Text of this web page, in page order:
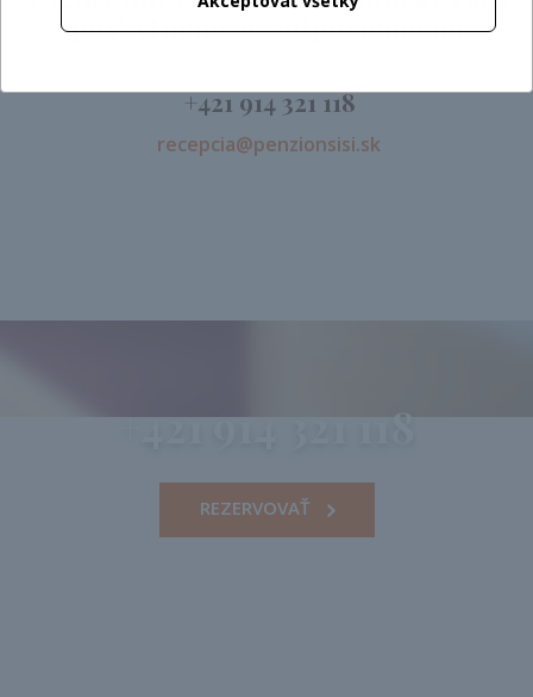
poskytneme a zodpovieme na
+421 914 321 118
recepcia@penzionsisi.sk
+421 914 321 118
REZERVOVAŤ